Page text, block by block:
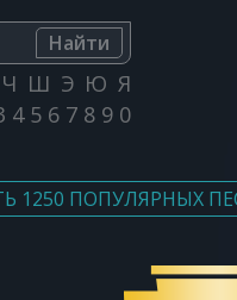
Найти
Ч Ш Э Ю Я
4 5 6 7 8 9 0
1250 ПОПУЛЯРНЫХ